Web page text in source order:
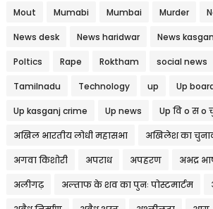
Mout Mumabi Mumbai Murder
News desk News haridwar News
Poltics Rape Roktham social news
Tamilnadu Technology up Up
Up kasganj crime Up news Up वि o स o
अखिल भारतीय लोधी महासभा अखिलेश का
अगवा किशोरी अपराध अपहरण अभद्र
अलीगढ़ अल्ताफ के शव का पुनः पोस्टमार्टम